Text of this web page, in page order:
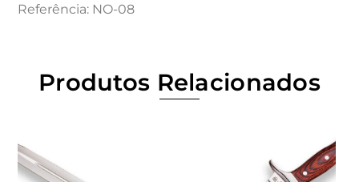
Referência: NO-08
Produtos Relacionados